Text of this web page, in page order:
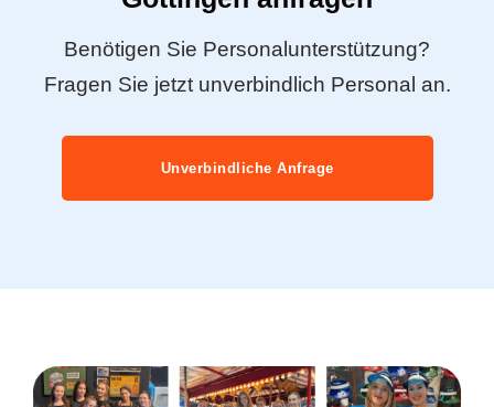
Benötigen Sie Personalunterstützung?
Fragen Sie jetzt unverbindlich Personal an.
Unverbindliche Anfrage